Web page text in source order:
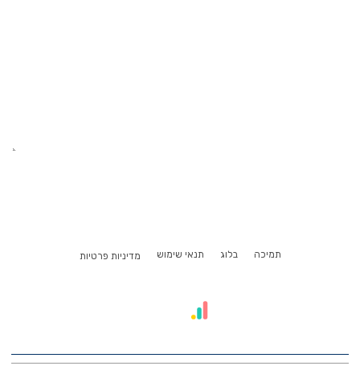
מדיניות פרטיות תנאי שימוש בלוג תמיכה